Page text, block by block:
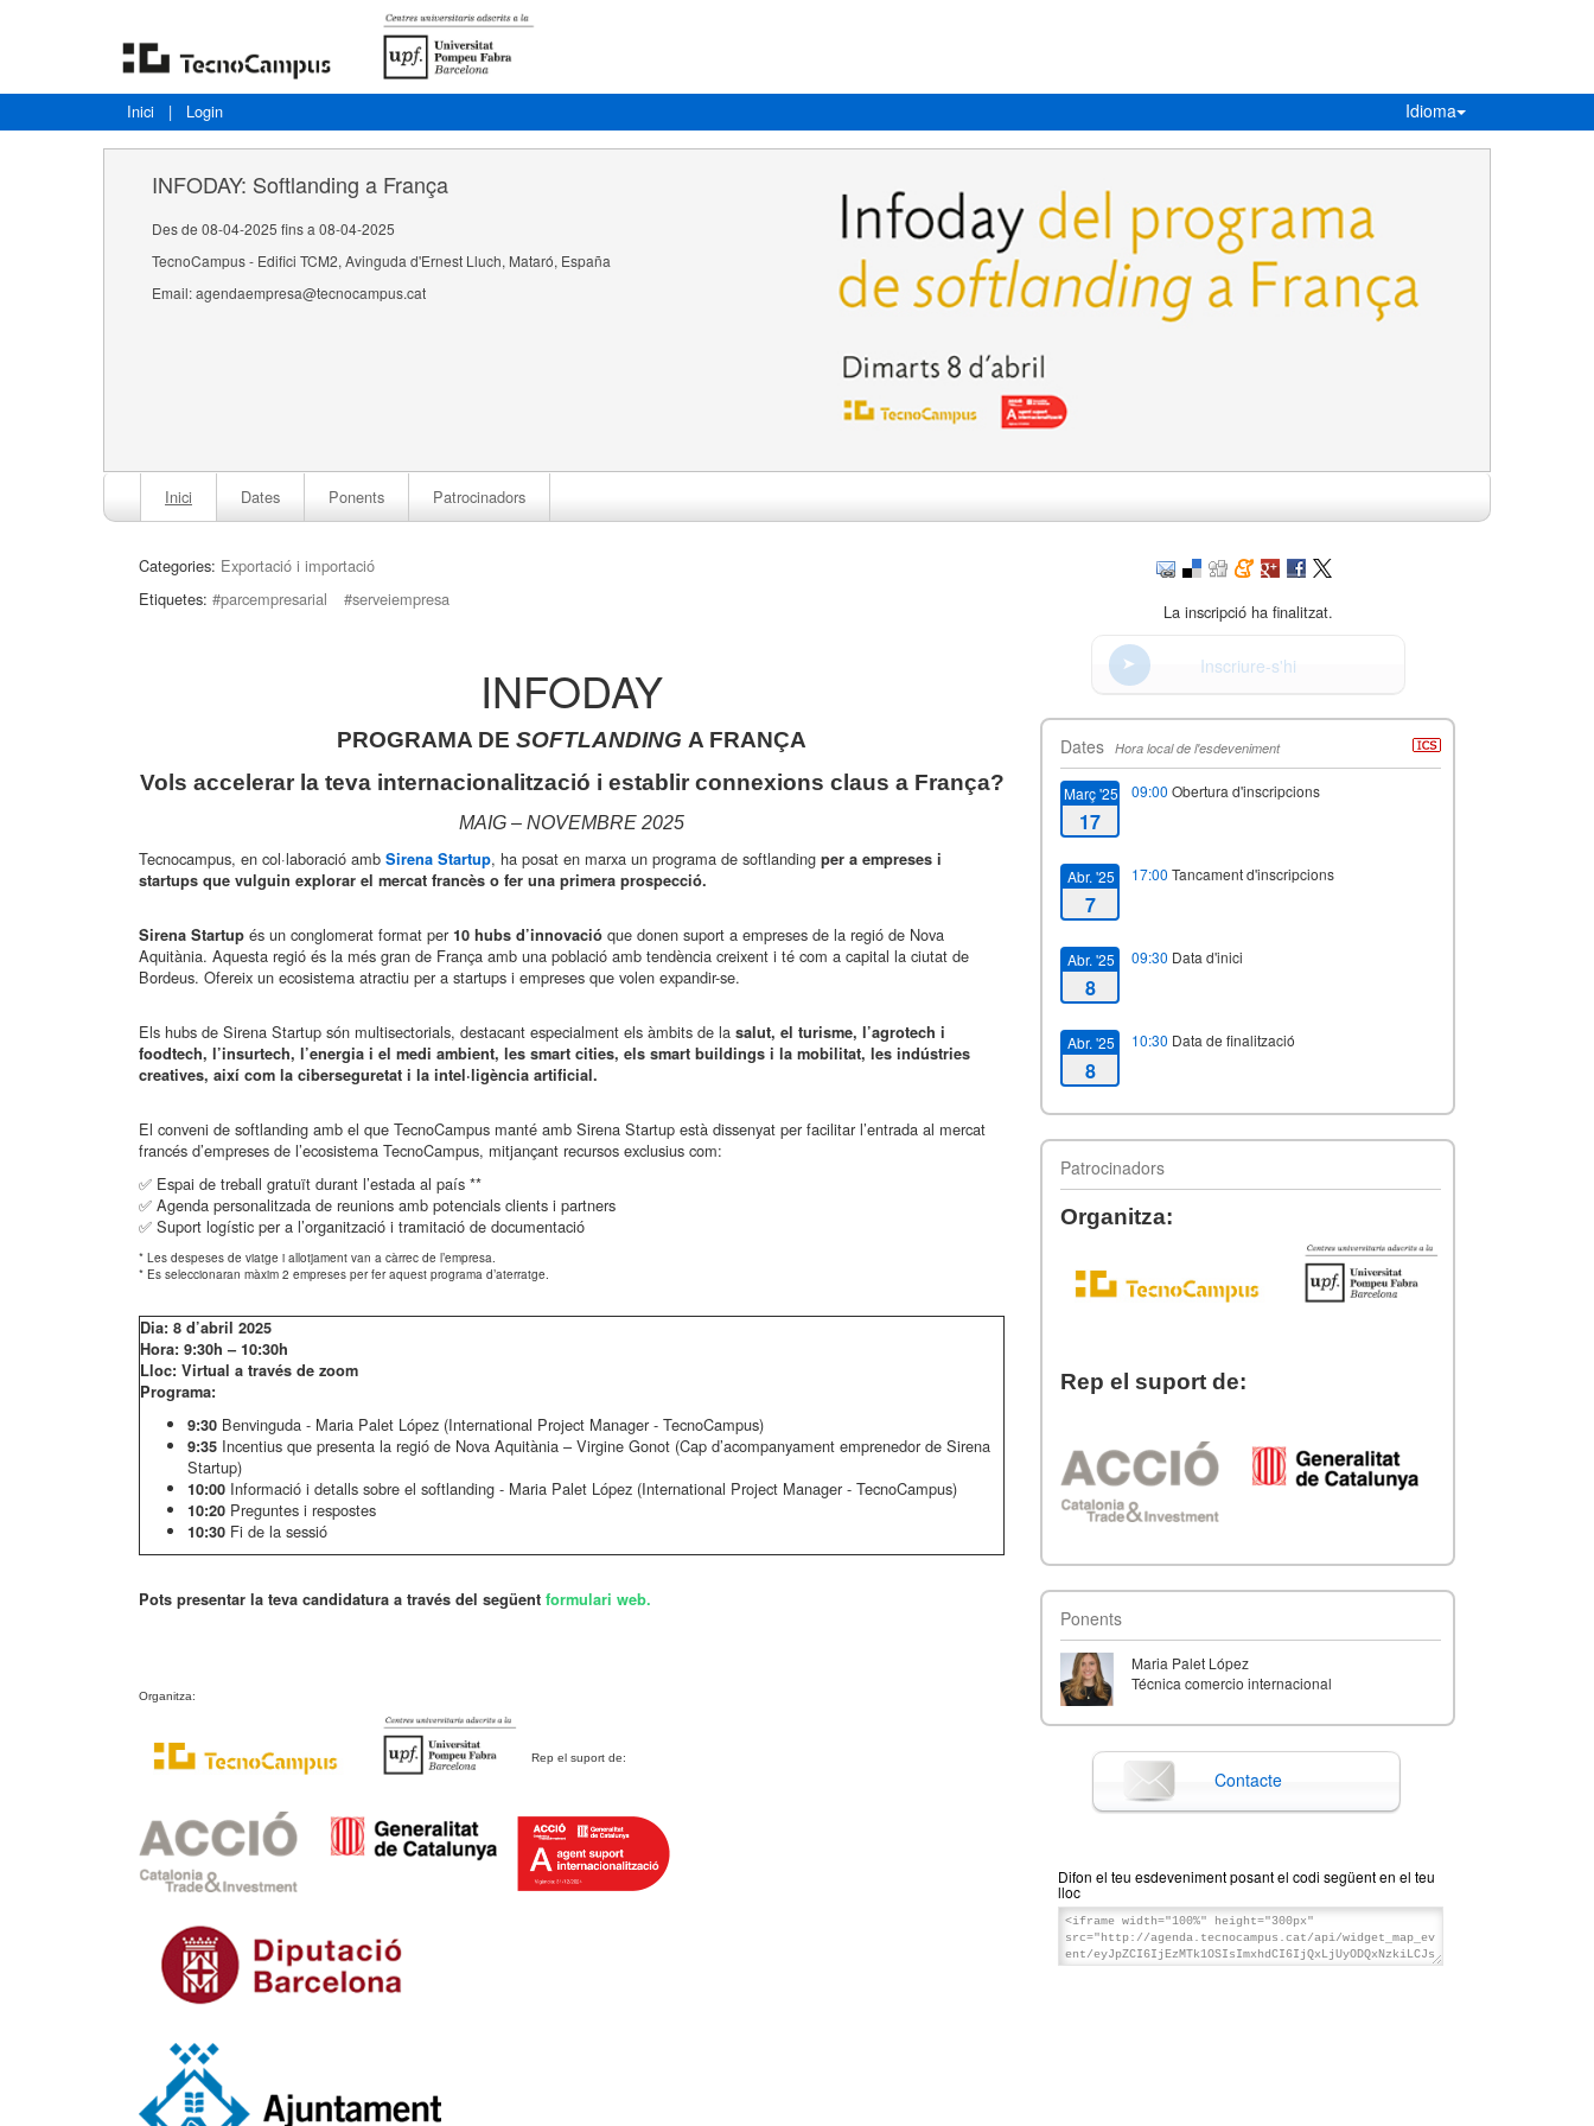
Inici | Login Idioma
INFODAY: Softlanding a França
Des de 08-04-2025 fins a 08-04-2025
TecnoCampus - Edifici TCM2, Avinguda d'Ernest Lluch, Mataró, España
Email: agendaempresa@tecnocampus.cat
Inici Dates Ponents Patrocinadors
Categories: Exportació i importació
Etiquetes: #parcempresarial #serveiempresa
INFODAY
PROGRAMA DE SOFTLANDING A FRANÇA
Vols accelerar la teva internacionalització i establir connexions claus a França?
MAIG – NOVEMBRE 2025
Tecnocampus, en col·laboració amb Sirena Startup, ha posat en marxa un programa de softlanding per a empreses i
startups que vulguin explorar el mercat francès o fer una primera prospecció.
Sirena Startup és un conglomerat format per 10 hubs d’innovació que donen suport a empreses de la regió de Nova
Aquitània. Aquesta regió és la més gran de França amb una població amb tendència creixent i té com a capital la ciutat de
Bordeus. Ofereix un ecosistema atractiu per a startups i empreses que volen expandir-se.
Els hubs de Sirena Startup són multisectorials, destacant especialment els àmbits de la salut, el turisme, l’agrotech i
foodtech, l’insurtech, l’energia i el medi ambient, les smart cities, els smart buildings i la mobilitat, les indústries
creatives, així com la ciberseguretat i la intel·ligència artificial.
El conveni de softlanding amb el que TecnoCampus manté amb Sirena Startup està dissenyat per facilitar l’entrada al mercat
francés d’empreses de l’ecosistema TecnoCampus, mitjançant recursos exclusius com:
✅ Espai de treball gratuït durant l’estada al país **
✅ Agenda personalitzada de reunions amb potencials clients i partners
✅ Suport logístic per a l’organització i tramitació de documentació
* Les despeses de viatge i allotjament van a càrrec de l’empresa.
* Es seleccionaran màxim 2 empreses per fer aquest programa d’aterratge.
Dia: 8 d’abril 2025
Hora: 9:30h – 10:30h
Lloc: Virtual a través de zoom
Programa:
9:30 Benvinguda - Maria Palet López (International Project Manager - TecnoCampus)
9:35 Incentius que presenta la regió de Nova Aquitània – Virgine Gonot (Cap d’acompanyament emprenedor de Sirena
Startup)
10:00 Informació i detalls sobre el softlanding - Maria Palet López (International Project Manager - TecnoCampus)
10:20 Preguntes i respostes
10:30 Fi de la sessió
Pots presentar la teva candidatura a través del següent formulari web.
Organitza:
Rep el suport de:
La inscripció ha finalitzat.
Inscriure-s'hi
Dates Hora local de l'esdeveniment
Març '25
17
09:00 Obertura d'inscripcions
Abr. '25
7
17:00 Tancament d'inscripcions
Abr. '25
8
09:30 Data d'inici
Abr. '25
8
10:30 Data de finalització
Patrocinadors
Organitza:
Rep el suport de:
Ponents
Maria Palet López
Técnica comercio internacional
Contacte
Difon el teu esdeveniment posant el codi següent en el teu
lloc